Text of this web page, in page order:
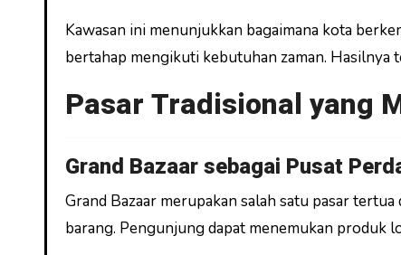
Kawasan ini menunjukkan bagaimana kota
bertahap mengikuti kebutuhan zaman. Hasilnya
Pasar Tradisional yang
Grand Bazaar sebagai Pusat
Grand Bazaar merupakan salah satu pasar
barang. Pengunjung dapat menemukan produk